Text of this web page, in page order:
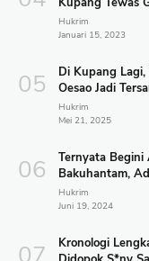
Hukrim
Januari 15, 2023
Di Kupang Lagi,
Oesao Jadi
Hukrim
Mei 21, 2025
Ternyata Begini
Bakuhantam,
Hukrim
Juni 19, 2024
Kronologi